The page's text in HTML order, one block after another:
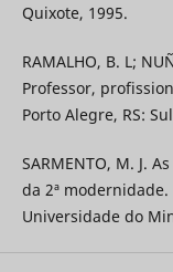
Quixote, 1995.
RAMALHO, B. L;
Professor,
Porto Alegre, RS:
SARMENTO, M. J.
da 2ª
Universidade do